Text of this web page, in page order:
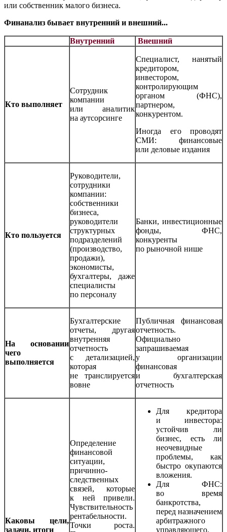
или собственник малого бизнеса.
Финанализ бывает внутренний и внешний...
Внутренний Внешний
Кто выполняет
Сотрудник
компании
или аналитик
на аутсорсинге
Специалист, нанятый
кредитором,
инвестором,
контролирующим
органом (ФНС),
партнером,
конкурентом.
Иногда его проводят
СМИ: финансовые
или деловые издания
Кто пользуется
Руководители,
сотрудники
компании:
собственники
бизнеса,
руководители
структурных
подразделений
(производство,
продажи),
экономисты,
бухгалтеры, даже
специалисты
по персоналу
Банки, инвестиционные
фонды, ФНС,
конкуренты
по рыночной нише
На основании
чего
выполняется
Бухгалтерские
отчеты, другая
внутренняя
отчетность
с детализацией,
которая
не транслируется
вовне
Публичная финансовая
отчетность.
Официально
запрашиваемая
у организации
финансовая
и бухгалтерская
отчетность
Каковы цели,
задачи, итоги
Определение
финансовой
ситуации,
причинно-
следственных
связей, которые
к ней привели.
Чувствительность
рентабельности.
Точки роста.
Для кредитора
и инвестора:
устойчив ли
бизнес, есть ли
неочевидные
проблемы, как
быстро окупаются
вложения.
Для ФНС:
во время
банкротства,
перед назначением
арбитражного
управляющего.